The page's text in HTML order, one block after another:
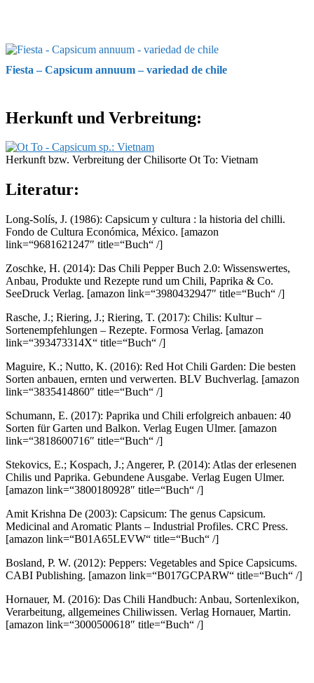
Fiesta – Capsicum annuum – variedad de chile
Herkunft und Verbreitung:
Herkunft bzw. Verbreitung der Chilisorte Ot To: Vietnam
Literatur:
Long-Solís, J. (1986): Capsicum y cultura : la historia del chilli.
Fondo de Cultura Económica, México. [amazon
link=“9681621247″ title=“Buch“ /]
Zoschke, H. (2014): Das Chili Pepper Buch 2.0: Wissenswertes,
Anbau, Produkte und Rezepte rund um Chili, Paprika & Co.
SeeDruck Verlag. [amazon link=“3980432947″ title=“Buch“ /]
Rasche, J.; Riering, J.; Riering, T. (2017): Chilis: Kultur –
Sortenempfehlungen – Rezepte. Formosa Verlag. [amazon
link=“393473314X“ title=“Buch“ /]
Maguire, K.; Nutto, K. (2016): Red Hot Chili Garden: Die besten
Sorten anbauen, ernten und verwerten. BLV Buchverlag. [amazon
link=“3835414860″ title=“Buch“ /]
Schumann, E. (2017): Paprika und Chili erfolgreich anbauen: 40
Sorten für Garten und Balkon. Verlag Eugen Ulmer. [amazon
link=“3818600716″ title=“Buch“ /]
Stekovics, E.; Kospach, J.; Angerer, P. (2014): Atlas der erlesenen
Chilis und Paprika. Gebundene Ausgabe. Verlag Eugen Ulmer.
[amazon link=“3800180928″ title=“Buch“ /]
Amit Krishna De (2003): Capsicum: The genus Capsicum.
Medicinal and Aromatic Plants – Industrial Profiles. CRC Press.
[amazon link=“B01A65LEVW“ title=“Buch“ /]
Bosland, P. W. (2012): Peppers: Vegetables and Spice Capsicums.
CABI Publishing. [amazon link=“B017GCPARW“ title=“Buch“ /]
Hornauer, M. (2016): Das Chili Handbuch: Anbau, Sortenlexikon,
Verarbeitung, allgemeines Chiliwissen. Verlag Hornauer, Martin.
[amazon link=“3000500618″ title=“Buch“ /]